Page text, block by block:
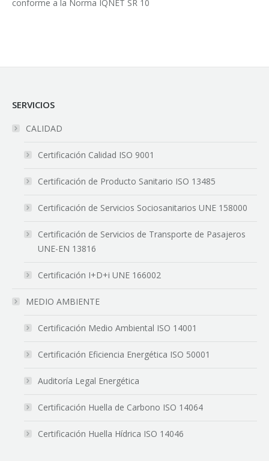
conforme a la Norma IQNET SR 10
SERVICIOS
CALIDAD
Certificación Calidad ISO 9001
Certificación de Producto Sanitario ISO 13485
Certificación de Servicios Sociosanitarios UNE 158000
Certificación de Servicios de Transporte de Pasajeros
UNE-EN 13816
Certificación I+D+i UNE 166002
MEDIO AMBIENTE
Certificación Medio Ambiental ISO 14001
Certificación Eficiencia Energética ISO 50001
Auditoría Legal Energética
Certificación Huella de Carbono ISO 14064
Certificación Huella Hídrica ISO 14046